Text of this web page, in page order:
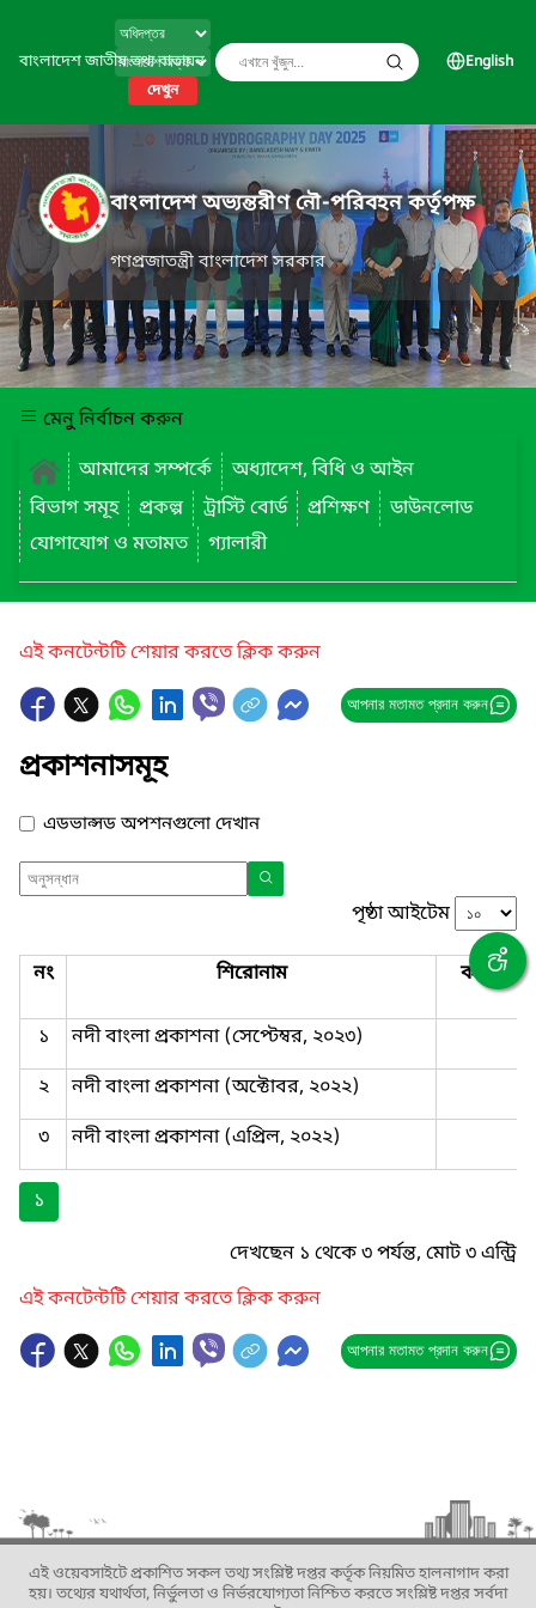
বাংলাদেশ জাতীয় তথ্য বাতায়ন
দেখুন
English
বাংলাদেশ অভ্যন্তরীণ নৌ-পরিবহন কর্তৃপক্ষ
গণপ্রজাতন্ত্রী বাংলাদেশ সরকার
মেনু নির্বাচন করুন
আমাদের সম্পর্কে
অধ্যাদেশ, বিধি ও আইন
বিভাগ সমূহ
প্রকল্প ট্রাস্টি বোর্ড প্রশিক্ষণ
ডাউনলোড
যোগাযোগ ও মতামত
গ্যালারী
এই কনটেন্টটি শেয়ার করতে ক্লিক করুন
আপনার মতামত প্রদান করুন
প্রকাশনাসমূহ
এডভান্সড অপশনগুলো দেখান
পৃষ্ঠা আইটেম
নং শিরোনাম কভার
১
নদী বাংলা প্রকাশনা (সেপ্টেম্বর, ২০২৩)
২
নদী বাংলা প্রকাশনা (অক্টোবর, ২০২২)
৩
নদী বাংলা প্রকাশনা (এপ্রিল, ২০২২)
১
দেখছেন ১ থেকে ৩ পর্যন্ত, মোট ৩ এন্ট্রি
এই কনটেন্টটি শেয়ার করতে ক্লিক করুন
আপনার মতামত প্রদান করুন
এই ওয়েবসাইটে প্রকাশিত সকল তথ্য সংশ্লিষ্ট দপ্তর কর্তৃক নিয়মিত হালনাগাদ করা
হয়। তথ্যের যথার্থতা, নির্ভুলতা ও নির্ভরযোগ্যতা নিশ্চিত করতে সংশ্লিষ্ট দপ্তর সর্বদা